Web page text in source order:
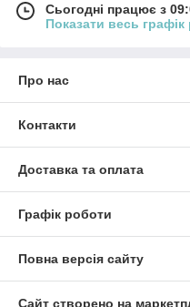
Сьогодні працює з
Показати весь графік
Про нас
Контакти
Доставка та оплата
Графік роботи
Повна версія сайту
Сайт створено на